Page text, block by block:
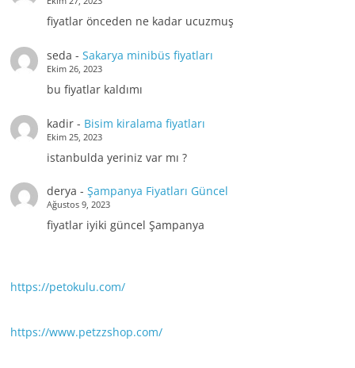
fiyatlar önceden ne kadar ucuzmuş
seda - Sakarya minibüs fiyatları
Ekim 26, 2023
bu fiyatlar kaldımı
kadir- Bisim kiralama fiyatları
Ekim 25, 2023
istanbulda yeriniz var mı ?
derya - Şampanya Fiyatları Güncel
Ağustos 9, 2023
fiyatlar iyiki güncel Şampanya
https://petokulu.com/
https://www.petzzshop.com/